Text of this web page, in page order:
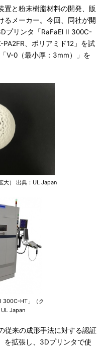
と粉末樹脂材料の開発、販
るメーカー。今回、同社が開
プリンタ「RaFaEl II 300C-
、ポリアミド12」を試
V-0（最小厚：3mm）」を
大） 出典：UL Japan
300C-HT」（ク
UL Japan
従来の成形手法に対する認証
を拡張し、3Dプリンタで使